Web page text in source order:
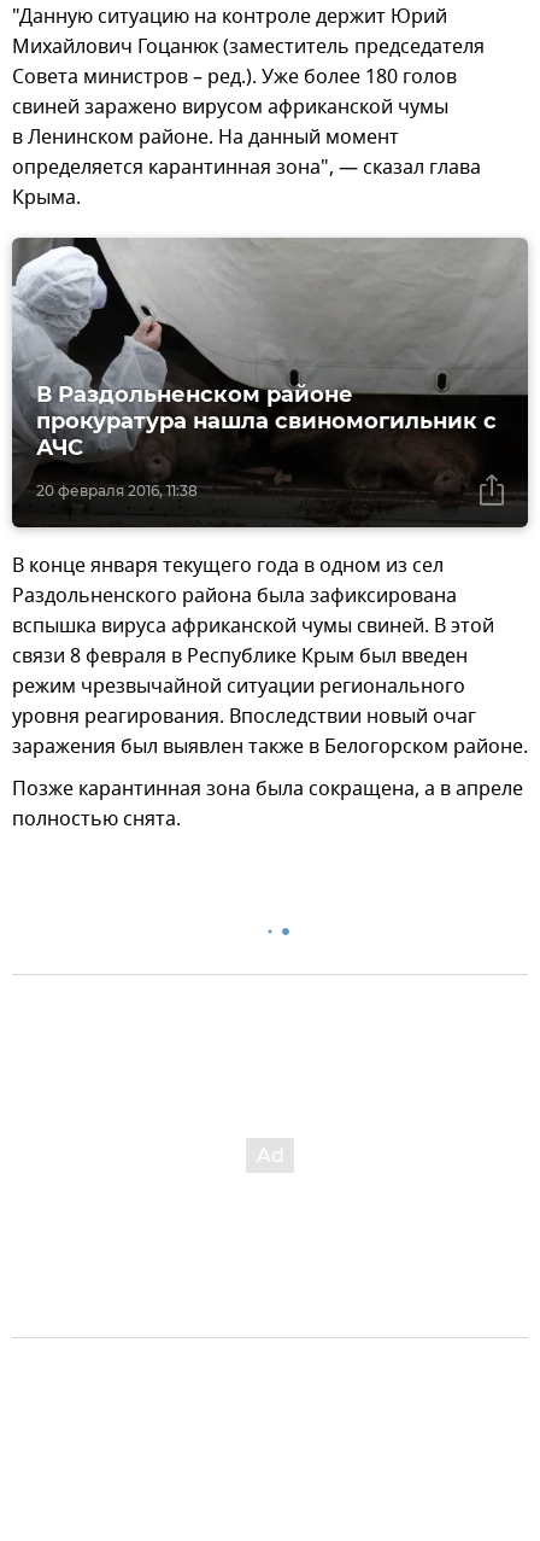
"Данную ситуацию на контроле держит Юрий
Михайлович Гоцанюк (заместитель председателя
Совета министров – ред.). Уже более 180 голов
свиней заражено вирусом африканской чумы
в Ленинском районе. На данный момент
определяется карантинная зона", — сказал глава
Крыма.
20 февраля 2016, 11:38
В Раздольненском районе
прокуратура нашла свиномогильник с
АЧС
В конце января текущего года в одном из сел
Раздольненского района была зафиксирована
вспышка вируса африканской чумы свиней. В этой
связи 8 февраля в Республике Крым был введен
режим чрезвычайной ситуации регионального
уровня реагирования. Впоследствии новый очаг
заражения был выявлен также в Белогорском районе.
Позже карантинная зона была сокращена, а в апреле
полностью снята.